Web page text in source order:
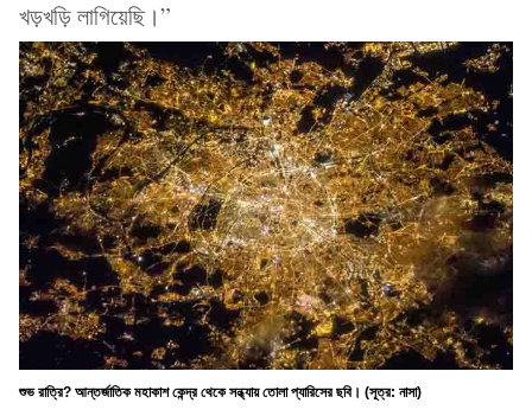
খড়খড়ি লাগিয়েছি।”
শুভ রাত্রি? আন্তর্জাতিক মহাকাশ কেন্দ্র থেকে সন্ধ্যায় তোলা প্যারিসের ছবি। (সূত্র: নাসা)